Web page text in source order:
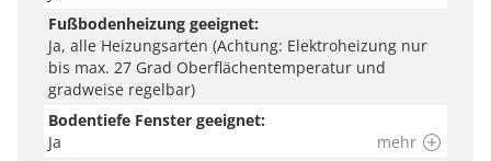
Fußbodenheizung geeignet:
Ja, alle Heizungsarten (Achtung: Elektroheizung nur
bis max. 27 Grad Oberflächentemperatur und
gradweise regelbar)
Bodentiefe Fenster geeignet:
Ja
mehr